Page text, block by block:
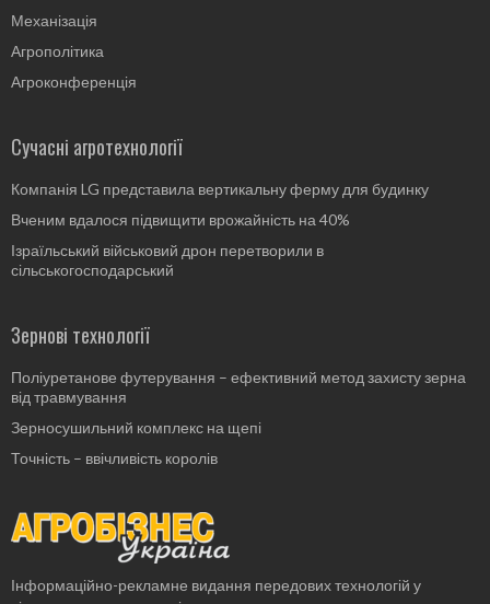
Механізація
Агрополітика
Агроконференція
Сучасні агротехнології
Компанія LG представила вертикальну ферму для будинку
Вченим вдалося підвищити врожайність на 40%
Ізраїльський військовий дрон перетворили в
сільськогосподарський
Зернові технології
Поліуретанове футерування – ефективний метод захисту зерна
від травмування
Зерносушильний комплекс на щепі
Точність – ввічливість королів
Інформаційно-рекламне видання передових технологій у